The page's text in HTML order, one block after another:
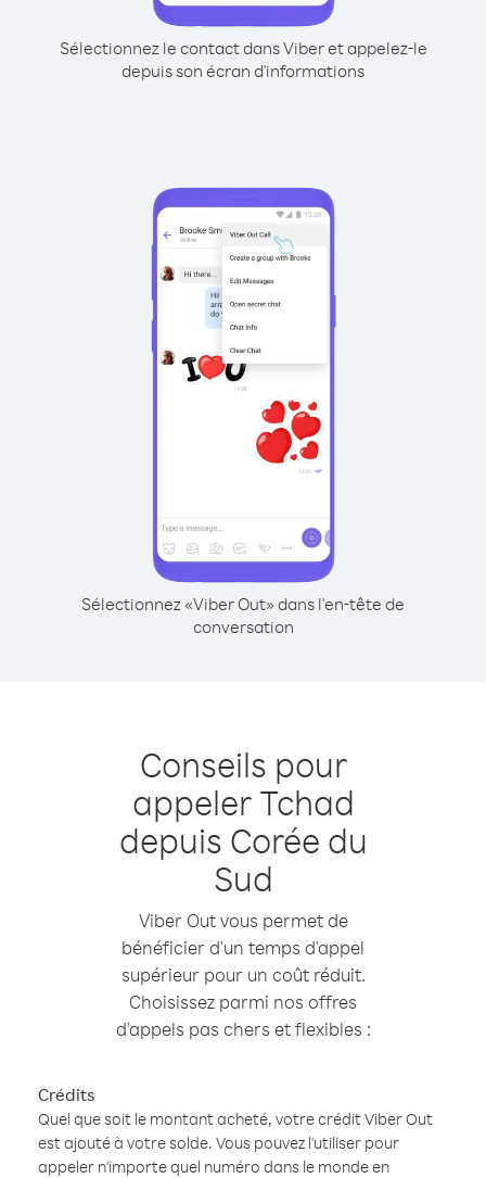
Sélectionnez le contact dans Viber et appelez-le
depuis son écran d'informations
Sélectionnez «Viber Out» dans l'en-tête de
conversation
Conseils pour
appeler Tchad
depuis Corée du
Sud
Viber Out vous permet de
bénéficier d'un temps d'appel
supérieur pour un coût réduit.
Choisissez parmi nos offres
d'appels pas chers et flexibles :
Crédits
Quel que soit le montant acheté, votre crédit Viber Out
est ajouté à votre solde. Vous pouvez l'utiliser pour
appeler n'importe quel numéro dans le monde en